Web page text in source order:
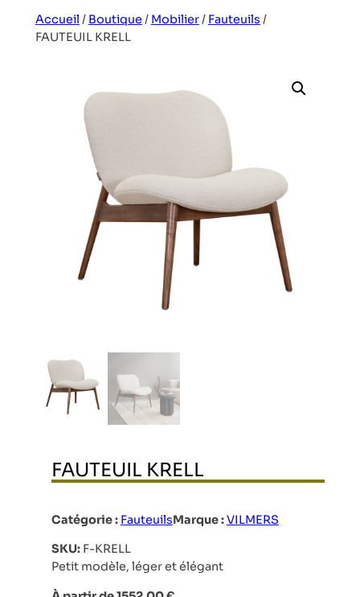
Accueil / Boutique/ Mobilier/ Fauteuils /
FAUTEUIL KRELL
FAUTEUIL KRELL
Catégorie : FauteuilsMarque :VILMERS
SKU: F-KRELL
Petit modèle, léger et élégant